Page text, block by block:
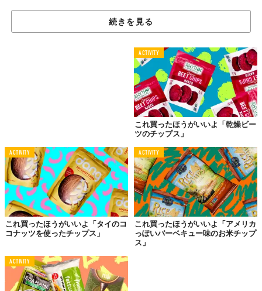
続きを見る
ACTIVITY
これ買ったほうがいいよ「乾燥ビー
ツのチップス」
ACTIVITY
これ買ったほうがいいよ「タイのコ
コナッツを使ったチップス」
ACTIVITY
これ買ったほうがいいよ「アメリカ
っぽいバーベキュー味のお米チップ
ス」
ACTIVITY